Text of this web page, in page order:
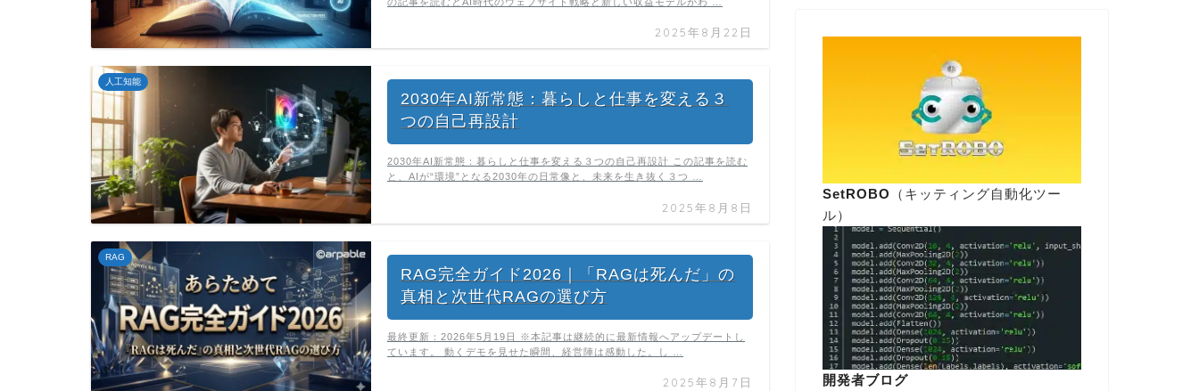
2025年8月22日
人工知能
2030年AI新常態：暮らしと仕事を変える３
つの自己再設計
2025年8月8日
2030年AI新常態：暮らしと仕事を変える３つの自己再設計 この記事を読む
と、AIが“環境”となる2030年の日常像と、未来を生き抜く３つ …
RAG
RAG完全ガイド2026｜「RAGは死んだ」の
真相と次世代RAGの選び方
2025年8月7日
最終更新：2026年5月19日 ※本記事は継続的に最新情報へアップデートし
ています。 動くデモを見せた瞬間、経営陣は感動した。し …
SetROBO
（キッティング自動化ツー
ル）
開発者ブログ